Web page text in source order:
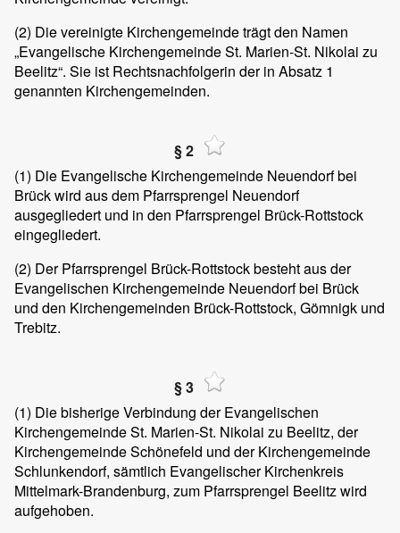
(2) Die vereinigte Kirchengemeinde trägt den Namen
„Evangelische Kirchengemeinde St. Marien-St. Nikolai zu
Beelitz“. Sie ist Rechtsnachfolgerin der in Absatz 1
genannten Kirchengemeinden.
§ 2
(1) Die Evangelische Kirchengemeinde Neuendorf bei
Brück wird aus dem Pfarrsprengel Neuendorf
ausgegliedert und in den Pfarrsprengel Brück-Rottstock
eingegliedert.
(2) Der Pfarrsprengel Brück-Rottstock besteht aus der
Evangelischen Kirchengemeinde Neuendorf bei Brück
und den Kirchengemeinden Brück-Rottstock, Gömnigk und
Trebitz.
§ 3
(1) Die bisherige Verbindung der Evangelischen
Kirchengemeinde St. Marien-St. Nikolai zu Beelitz, der
Kirchengemeinde Schönefeld und der Kirchengemeinde
Schlunkendorf, sämtlich Evangelischer Kirchenkreis
Mittelmark-Brandenburg, zum Pfarrsprengel Beelitz wird
aufgehoben.